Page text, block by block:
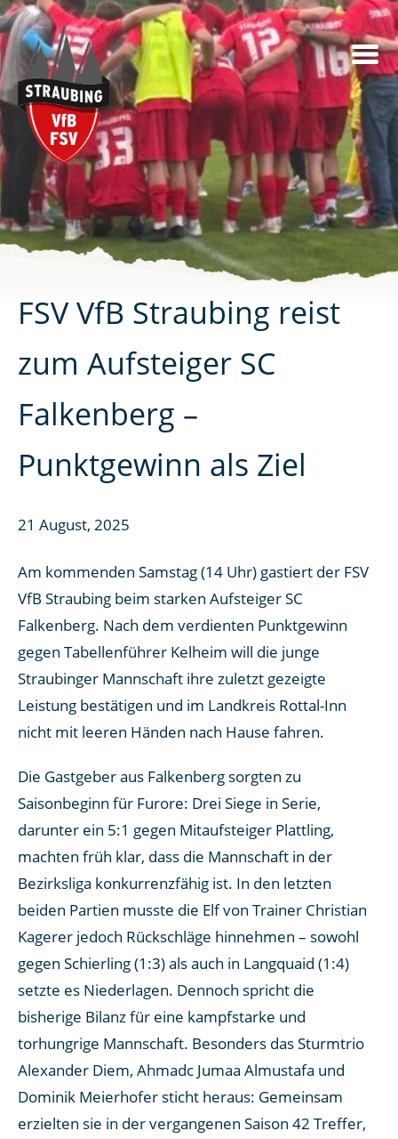
Skip
to
content
FSV VfB Straubing reist
zum Aufsteiger SC
Falkenberg –
Punktgewinn als Ziel
21 August, 2025
Am kommenden Samstag (14 Uhr) gastiert der FSV
VfB Straubing beim starken Aufsteiger SC
Falkenberg. Nach dem verdienten Punktgewinn
gegen Tabellenführer Kelheim will die junge
Straubinger Mannschaft ihre zuletzt gezeigte
Leistung bestätigen und im Landkreis Rottal-Inn
nicht mit leeren Händen nach Hause fahren.
Die Gastgeber aus Falkenberg sorgten zu
Saisonbeginn für Furore: Drei Siege in Serie,
darunter ein 5:1 gegen Mitaufsteiger Plattling,
machten früh klar, dass die Mannschaft in der
Bezirksliga konkurrenzfähig ist. In den letzten
beiden Partien musste die Elf von Trainer Christian
Kagerer jedoch Rückschläge hinnehmen – sowohl
gegen Schierling (1:3) als auch in Langquaid (1:4)
setzte es Niederlagen. Dennoch spricht die
bisherige Bilanz für eine kampfstarke und
torhungrige Mannschaft. Besonders das Sturmtrio
Alexander Diem, Ahmadc Jumaa Almustafa und
Dominik Meierhofer sticht heraus: Gemeinsam
erzielten sie in der vergangenen Saison 42 Treffer,